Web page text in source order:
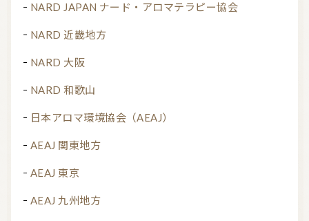
NARD JAPAN ナード・アロマテラピー協会
NARD 近畿地方
NARD 大阪
NARD 和歌山
日本アロマ環境協会（AEAJ）
AEAJ 関東地方
AEAJ 東京
AEAJ 九州地方